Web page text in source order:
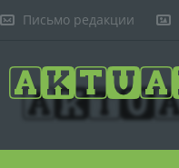
Письмо редакции